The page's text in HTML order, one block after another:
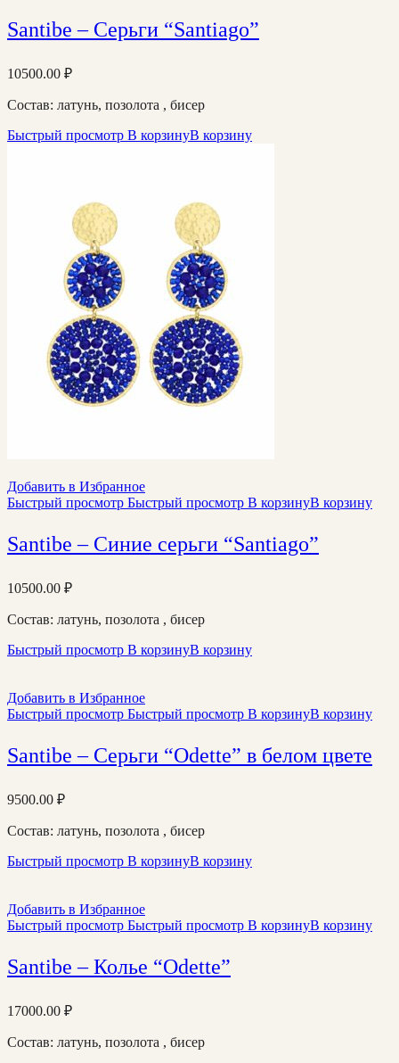
Santibe – Серьги “Santiago”
10500.00 ₽
Состав: латунь, позолота , бисер
Быстрый просмотр В корзинуВ корзину
Добавить в Избранное
Быстрый просмотр Быстрый просмотр В корзинуВ корзину
Santibe – Синие серьги “Santiago”
10500.00 ₽
Состав: латунь, позолота , бисер
Быстрый просмотр В корзинуВ корзину
Добавить в Избранное
Быстрый просмотр Быстрый просмотр В корзинуВ корзину
Santibe – Серьги “Odette” в белом цвете
9500.00 ₽
Состав: латунь, позолота , бисер
Быстрый просмотр В корзинуВ корзину
Добавить в Избранное
Быстрый просмотр Быстрый просмотр В корзинуВ корзину
Santibe – Колье “Odette”
17000.00 ₽
Состав: латунь, позолота , бисер